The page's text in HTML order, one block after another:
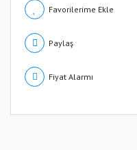
Paylaş
Fiyat Alarmı